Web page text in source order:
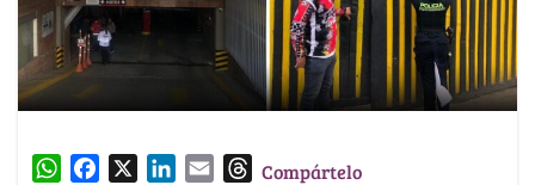
W
TCompártelo